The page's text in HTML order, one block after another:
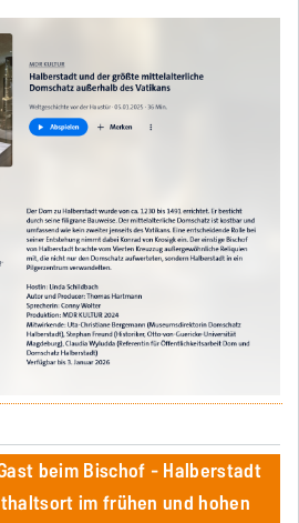
beim Bischof - Halberstadt
im frühen und hohen